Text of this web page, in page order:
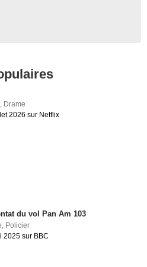
, Drame
2026 sur Netflix
du vol Pan Am 103
Policier
2025 sur BBC